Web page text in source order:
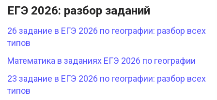
ЕГЭ 2026: разбор заданий
26 задание в ЕГЭ 2026 по географии: разбор всех
типов
Математика в заданиях ЕГЭ 2026 по географии
23 задание в ЕГЭ 2026 по географии: разбор всех
типов